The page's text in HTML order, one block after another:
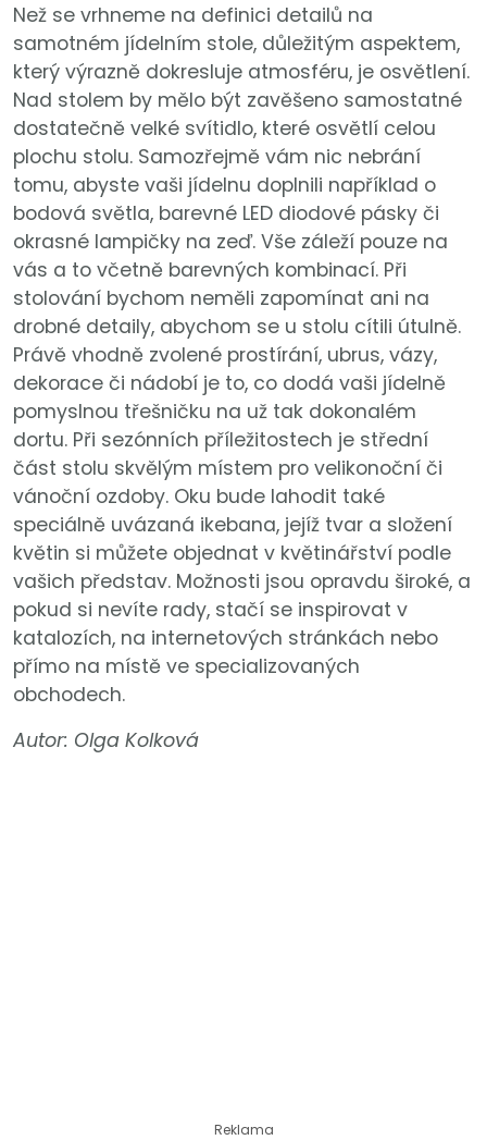
Než se vrhneme na definici detailů na
samotném jídelním stole, důležitým aspektem,
který výrazně dokresluje atmosféru, je osvětlení.
Nad stolem by mělo být zavěšeno samostatné
dostatečně velké svítidlo, které osvětlí celou
plochu stolu. Samozřejmě vám nic nebrání
tomu, abyste vaši jídelnu doplnili například o
bodová světla, barevné LED diodové pásky či
okrasné lampičky na zeď. Vše záleží pouze na
vás a to včetně barevných kombinací. Při
stolování bychom neměli zapomínat ani na
drobné detaily, abychom se u stolu cítili útulně.
Právě vhodně zvolené prostírání, ubrus, vázy,
dekorace či nádobí je to, co dodá vaši jídelně
pomyslnou třešničku na už tak dokonalém
dortu. Při sezónních příležitostech je střední
část stolu skvělým místem pro velikonoční či
vánoční ozdoby. Oku bude lahodit také
speciálně uvázaná ikebana, jejíž tvar a složení
květin si můžete objednat v květinářství podle
vašich představ. Možnosti jsou opravdu široké, a
pokud si nevíte rady, stačí se inspirovat v
katalozích, na internetových stránkách nebo
přímo na místě ve specializovaných
obchodech.
Autor: Olga Kolková
Reklama